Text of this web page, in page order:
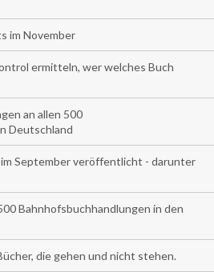
im November
ermitteln, wer welches Buch
an allen 500
Deutschland
September veröffentlicht - darunter
Bahnhofsbuchhandlungen in den
die gehen und nicht stehen.